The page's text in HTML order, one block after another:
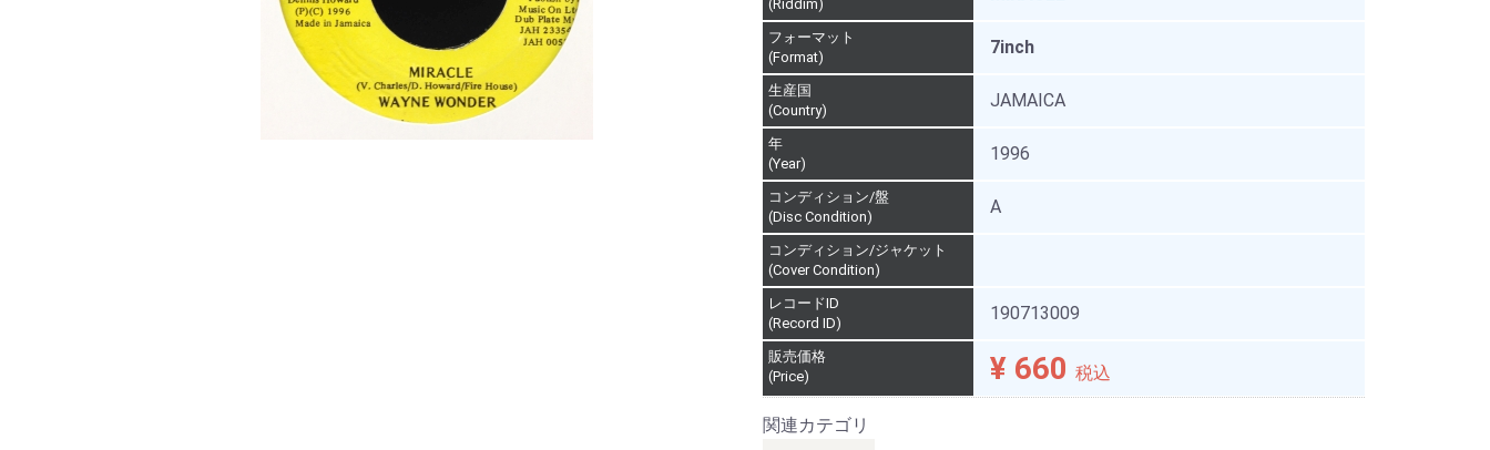
(Riddim)
フォーマット
(Format)
7inch
生産国
(Country)
JAMAICA
年
(Year)
1996
コンディション/盤
(Disc Condition)
A
コンディション/ジャケット
(Cover Condition)
レコードID
(Record ID)
190713009
販売価格
(Price)
¥ 660 税込
関連カテゴリ